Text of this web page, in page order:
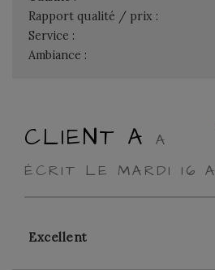
Rapport qualité / prix :
Service :
Ambiance :
CLIENT A
A
ÉCRIT LE MARDI 16
Excellent